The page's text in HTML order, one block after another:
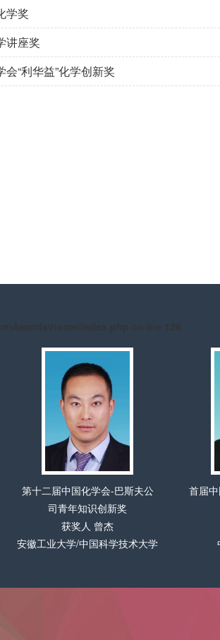
学奖
讲座奖
会“利华益”化学创新奖
首届中国化学会“利华益”化学创
新奖
获奖人 季恒星
中国科学技术大学
第三